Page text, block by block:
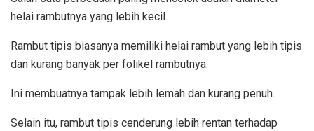
helai rambutnya yang lebih kecil.
Rambut tipis biasanya memiliki helai rambut yang lebih tipis
dan kurang banyak per folikel rambutnya.
Ini membuatnya tampak lebih lemah dan kurang penuh.
Selain itu, rambut tipis cenderung lebih rentan terhadap